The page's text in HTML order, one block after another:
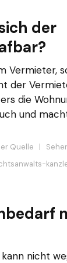
der
Vermieter,
der
die
und
Quelle |
nicht